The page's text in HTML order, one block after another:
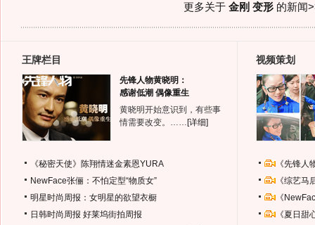
更多关于 金刚 变形的新闻
王牌栏目
先锋人物黄晓明：
感谢低潮 偶像重生
黄晓明开始意识到，有些事
情需要改变。…… [详细]
《秘密天使》陈翔情迷金素恩YURA
NewFace张俪：不怕定型“物质女”
明星时尚周报：女明星的欲望衣橱
日韩时尚周报 好莱坞街拍周报
视频策划
《先锋
《综艺
《
《夏日